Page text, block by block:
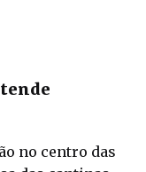
no centro das